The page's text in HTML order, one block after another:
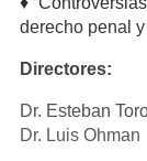
derecho penal
Directores:
Dr. Esteban
Dr. Luis Ohman